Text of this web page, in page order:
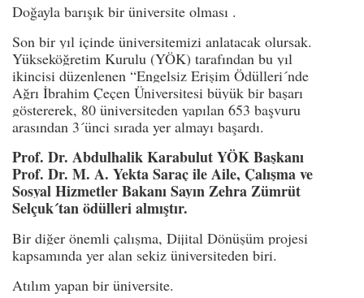
Doğayla barışık bir üniversite olması .
Son bir yıl içinde üniversitemizi anlatacak olursak.
Yükseköğretim Kurulu (YÖK) tarafından bu yıl
ikincisi düzenlenen “Engelsiz Erişim Ödülleri´nde
Ağrı İbrahim Çeçen Üniversitesi büyük bir başarı
göstererek, 80 üniversiteden yapılan 653 başvuru
arasından 3´ünci sırada yer almayı başardı.
Prof. Dr. Abdulhalik Karabulut YÖK Başkanı
Prof. Dr. M. A. Yekta Saraç ile Aile, Çalışma ve
Sosyal Hizmetler Bakanı Sayın Zehra Zümrüt
Selçuk´tan ödülleri almıştır.
Bir diğer önemli çalışma, Dijital Dönüşüm projesi
kapsamında yer alan sekiz üniversiteden biri.
Atılım yapan bir üniversite.